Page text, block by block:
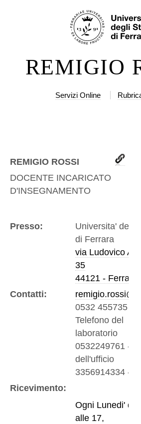
SaltaREMIGIO
Servizi Online
REMIGIO ROSSI
DOCENTE INCARICATO
D'INSEGNAMENTO
Presso:
Universita' degli
di Ferrara
via Ludovico
35
44121 - Ferrara
Contatti:
0532 455735
Telefono del
laboratorio
0532249761 -
dell'ufficio
3356914334 -
Ricevimento:
Ogni Lunedi'
alle 17,